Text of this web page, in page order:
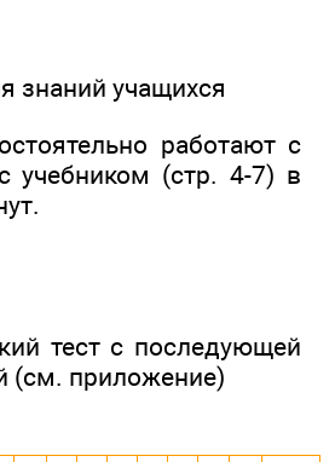
знаний учащихся
работают с
учебником (стр. 4-7) в
тест с последующей
(см. приложение)